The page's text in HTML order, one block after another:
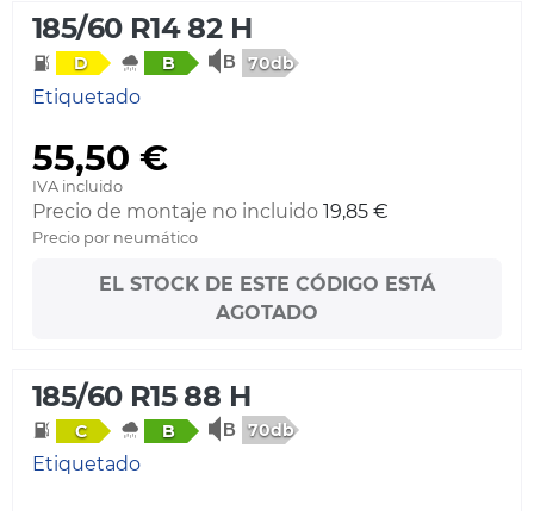
185/60 R14 82 H
D B 70db
Etiquetado
55,50 €
IVA incluido
Precio de montaje no incluido 19,85 €
Precio por neumático
EL STOCK DE ESTE CÓDIGO ESTÁ
AGOTADO
185/60 R15 88 H
C B 70db
Etiquetado